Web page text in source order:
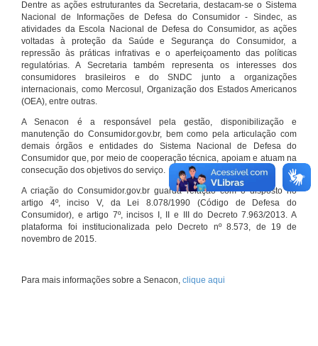
Dentre as ações estruturantes da Secretaria, destacam-se o Sistema
Nacional de Informações de Defesa do Consumidor - Sindec, as
atividades da Escola Nacional de Defesa do Consumidor, as ações
voltadas à proteção da Saúde e Segurança do Consumidor, a
repressão às práticas infrativas e o aperfeiçoamento das políticas
regulatórias. A Secretaria também representa os interesses dos
consumidores brasileiros e do SNDC junto a organizações
internacionais, como Mercosul, Organização dos Estados Americanos
(OEA), entre outras.
A Senacon é a responsável pela gestão, disponibilização e
manutenção do Consumidor.gov.br, bem como pela articulação com
demais órgãos e entidades do Sistema Nacional de Defesa do
Consumidor que, por meio de cooperação técnica, apoiam e atuam na
consecução dos objetivos do serviço.
A criação do Consumidor.gov.br guarda relação com o disposto no
artigo 4º, inciso V, da Lei 8.078/1990 (Código de Defesa do
Consumidor), e artigo 7º, incisos I, II e III do Decreto 7.963/2013. A
plataforma foi institucionalizada pelo Decreto nº 8.573, de 19 de
novembro de 2015.
Para mais informações sobre a Senacon, clique aqui